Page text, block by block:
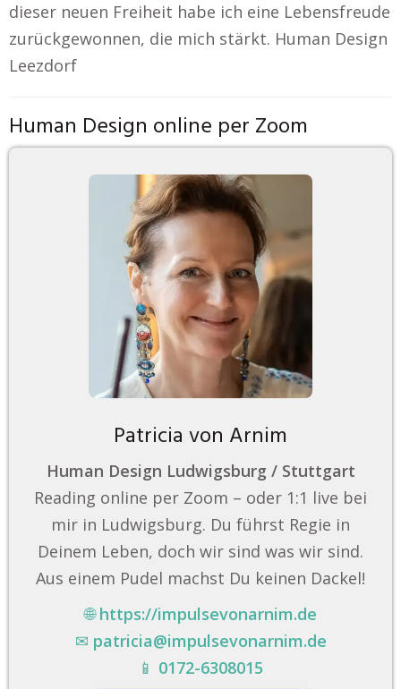
dieser neuen Freiheit habe ich eine Lebensfreude
zurückgewonnen, die mich stärkt. Human Design
Leezdorf
Human Design online per Zoom
Patricia von Arnim
Human Design Ludwigsburg / Stuttgart
Reading online per Zoom – oder 1:1 live bei
mir in Ludwigsburg. Du führst Regie in
Deinem Leben, doch wir sind was wir sind.
Aus einem Pudel machst Du keinen Dackel!
🌐https://impulsevonarnim.de
✉ patricia@impulsevonarnim.de
📱 0172-6308015